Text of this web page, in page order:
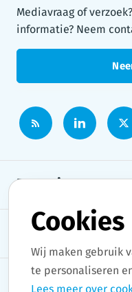
Mediavraag of
informatie? Neem
Persruimte
Onderwerpen
Cookies
Wij maken gebruik
te personaliseren
Lees meer over